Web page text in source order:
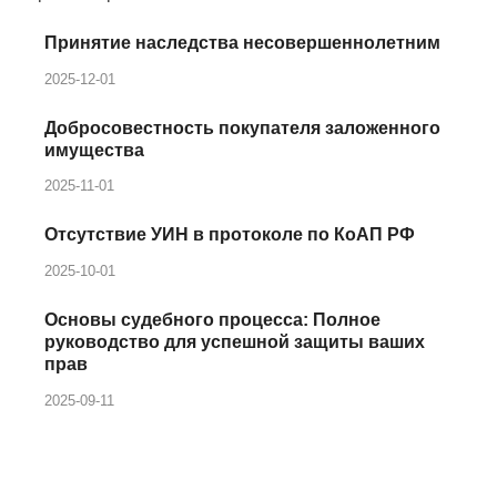
Принятие наследства несовершеннолетним
2025-12-01
Добросовестность покупателя заложенного
имущества
2025-11-01
Отсутствие УИН в протоколе по КоАП РФ
2025-10-01
Основы судебного процесса: Полное
руководство для успешной защиты ваших
прав
2025-09-11